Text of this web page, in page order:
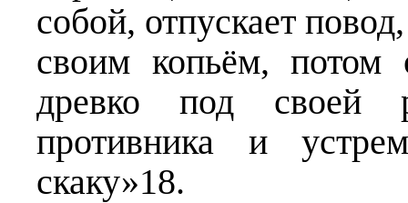
собой, отпускает
своим копьём, потом
древко под своей
противника и
скаку»18.